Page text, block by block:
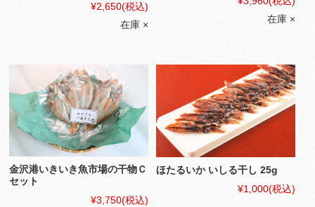
¥2,650(税込)
在庫 ×
在庫 ×
金沢港いきいき魚市場の干物Ｃ
セット
¥3,750(税込)
ほたるいか いしる干し 25g
¥1,000(税込)